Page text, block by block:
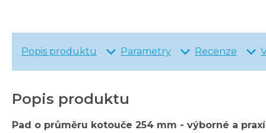
Popis produktu Parametry Recenze
Popis produktu
Pad o průměru kotouče 254 mm - výborné a